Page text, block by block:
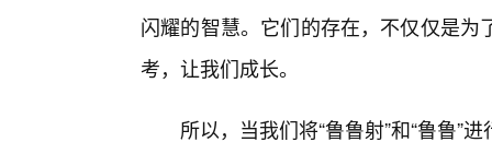
闪耀的智慧。它们的存在，不仅仅是
考，让我们成长。
所以，当我们将“鲁鲁射”和“鲁鲁”